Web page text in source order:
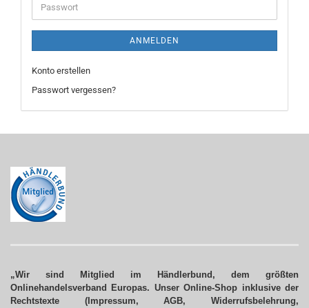
Passwort
ANMELDEN
Konto erstellen
Passwort vergessen?
„Wir sind Mitglied im Händlerbund, dem größten
Onlinehandelsverband Europas. Unser Online-Shop inklusive der
Rechtstexte (Impressum, AGB, Widerrufsbelehrung,